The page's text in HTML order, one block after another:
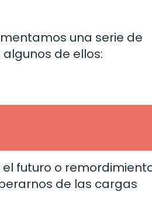
una serie de
de ellos:
futuro o
de las cargas